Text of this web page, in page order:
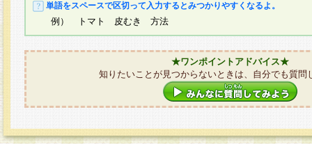
単語をスペースで区切って入力するとみつかりやすくなるよ。
例） トマト 皮むき 方法
★ワンポイントアドバイス★
知りたいことが見つからないときは、自分でも質問